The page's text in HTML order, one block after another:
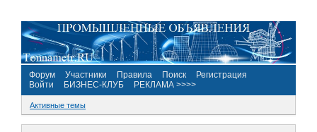
Форум Участники Правила Поиск
Регистрация
Войти
БИЗНЕС-КЛУБ РЕКЛАМА >>>>
Активные темы